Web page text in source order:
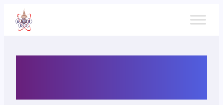
เนื้อหา